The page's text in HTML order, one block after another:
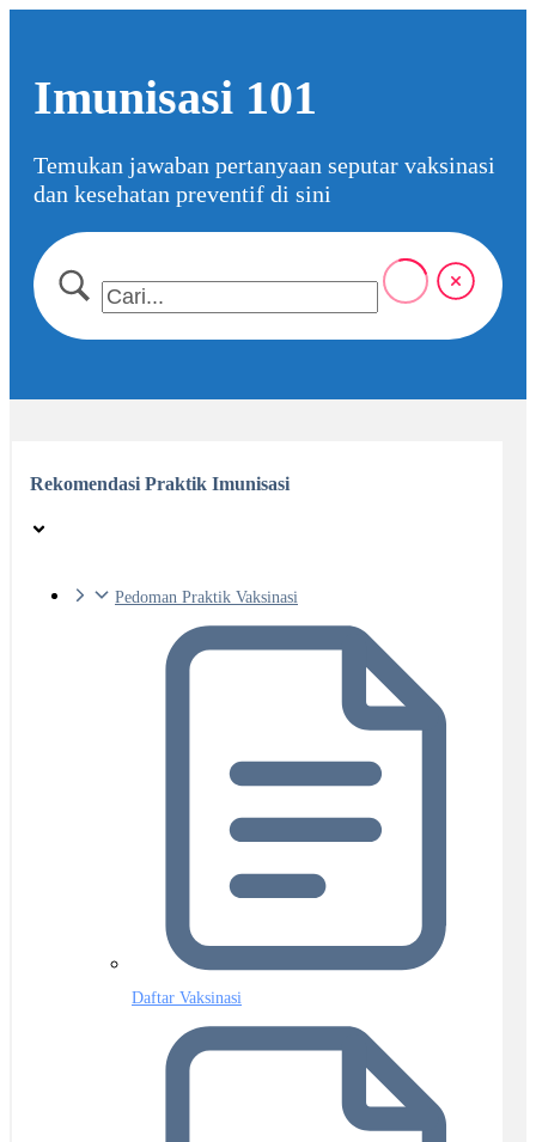
content
Imunisasi 101
Temukan jawaban pertanyaan seputar vaksinasi
dan kesehatan preventif di sini
Rekomendasi Praktik Imunisasi
Pedoman Praktik Vaksinasi
Daftar Vaksinasi